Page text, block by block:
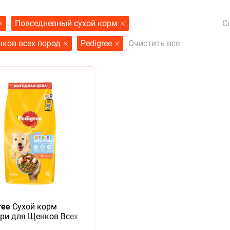
Повседневный сухой корм
всех пород Pedigree Очистить все
Сухой корм
для Щенков Всех